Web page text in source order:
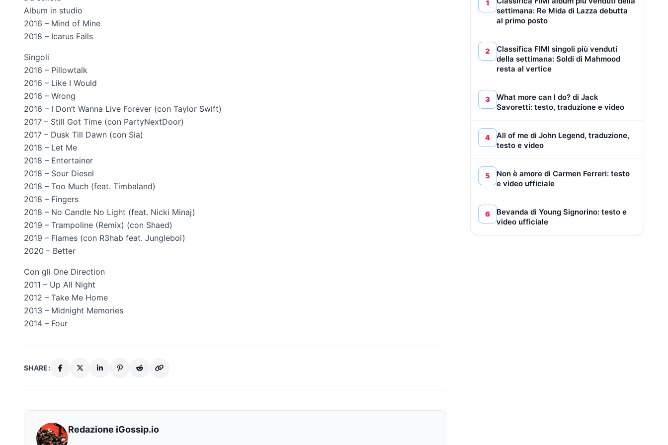
Album in studio
2016 – Mind of Mine
2018 – Icarus Falls
Singoli
2016 – Pillowtalk
2016 – Like I Would
2016 – Wrong
2016 – I Don’t Wanna Live Forever (con Taylor Swift)
2017 – Still Got Time (con PartyNextDoor)
2017 – Dusk Till Dawn (con Sia)
2018 – Let Me
2018 – Entertainer
2018 – Sour Diesel
2018 – Too Much (feat. Timbaland)
2018 – Fingers
2018 – No Candle No Light (feat. Nicki Minaj)
2019 – Trampoline (Remix) (con Shaed)
2019 – Flames (con R3hab feat. Jungleboi)
2020 – Better
Con gli One Direction
2011 – Up All Night
2012 – Take Me Home
2013 – Midnight Memories
2014 – Four
SHARE:
Redazione iGossip.io
1
settimana: Re Mida di Lazza debutta
al primo posto
2
Classifica FIMI singoli più venduti
della settimana: Soldi di Mahmood
resta al vertice
3
What more can I do? di Jack
Savoretti: testo, traduzione e video
4
All of me di John Legend, traduzione,
testo e video
5
Non è amore di Carmen Ferreri: testo
e video ufficiale
6
Bevanda di Young Signorino: testo e
video ufficiale